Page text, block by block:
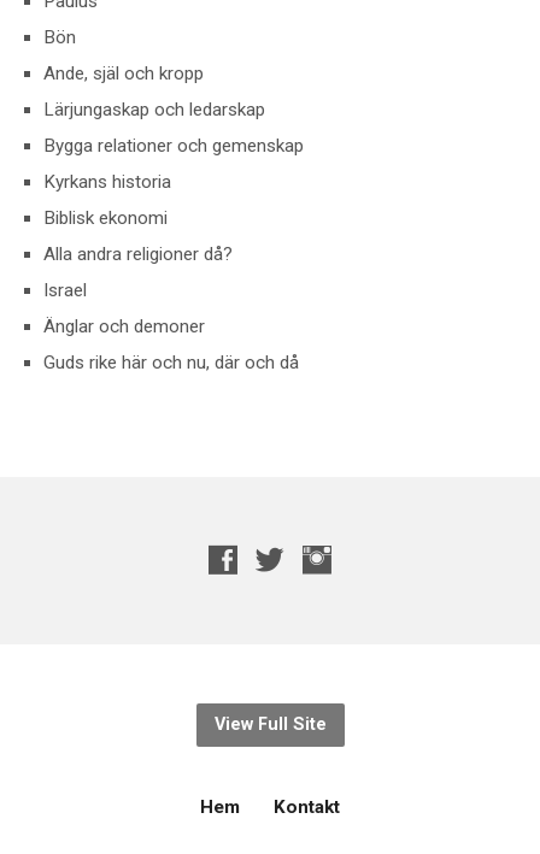
Bön
Ande, själ och kropp
Lärjungaskap och ledarskap
Bygga relationer och gemenskap
Kyrkans historia
Biblisk ekonomi
Alla andra religioner då?
Israel
Änglar och demoner
Guds rike här och nu, där och då
View Full Site
Hem Kontakt